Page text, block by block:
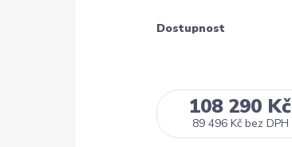
Dostupnost
108 290 Kč
89 496 Kč bez DPH